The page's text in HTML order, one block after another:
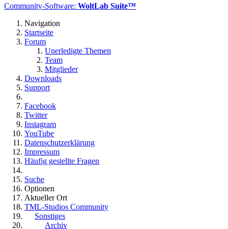
Community-Software: WoltLab Suite™
Navigation
Startseite
Forum
Unerledigte Themen
Team
Mitglieder
Downloads
Support
Facebook
Twitter
Instagram
YouTube
Datenschutzerklärung
Impressum
Häufig gestellte Fragen
Suche
Optionen
Aktueller Ort
TML-Studios Community
Sonstiges
Archiv